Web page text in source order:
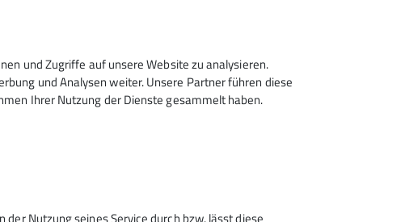
Sektion Wolfratshausen des
und Zugriffe auf unsere Website zu analysieren.
und Analysen weiter. Unsere Partner führen diese
Ihrer Nutzung der Dienste gesammelt haben.